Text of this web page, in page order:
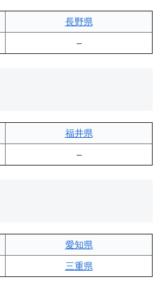
長野県
–
福井県
–
愛知県
三重県